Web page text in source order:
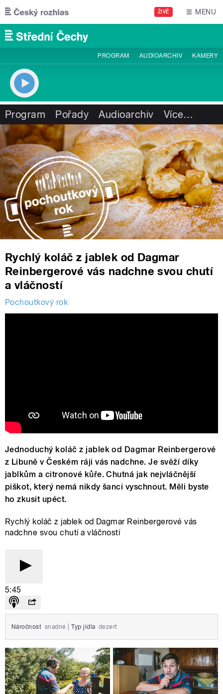
Přejít k hlavnímu obsahu
ŽIVĚ MENU
PROGRAM AUDIOARCHIV KAMERY
Program Pořady Audioarchiv Více…
Rychlý koláč z jablek od Dagmar
Reinbergerové vás nadchne svou chutí
a vláčností
Pochoutkový rok
Jednoduchý koláč z jablek od Dagmar Reinbergerové
z Libuně v Českém ráji vás nadchne. Je svěží díky
jablkům a citronové kůře. Chutná jak nejvláčnější
piškot, který nemá nikdy šanci vyschnout. Měli byste
ho zkusit upéct.
Rychlý koláč z jablek od Dagmar Reinbergerové vás
nadchne svou chutí a vláčností
5:45
Náročnost snadné Typ jídla dezert